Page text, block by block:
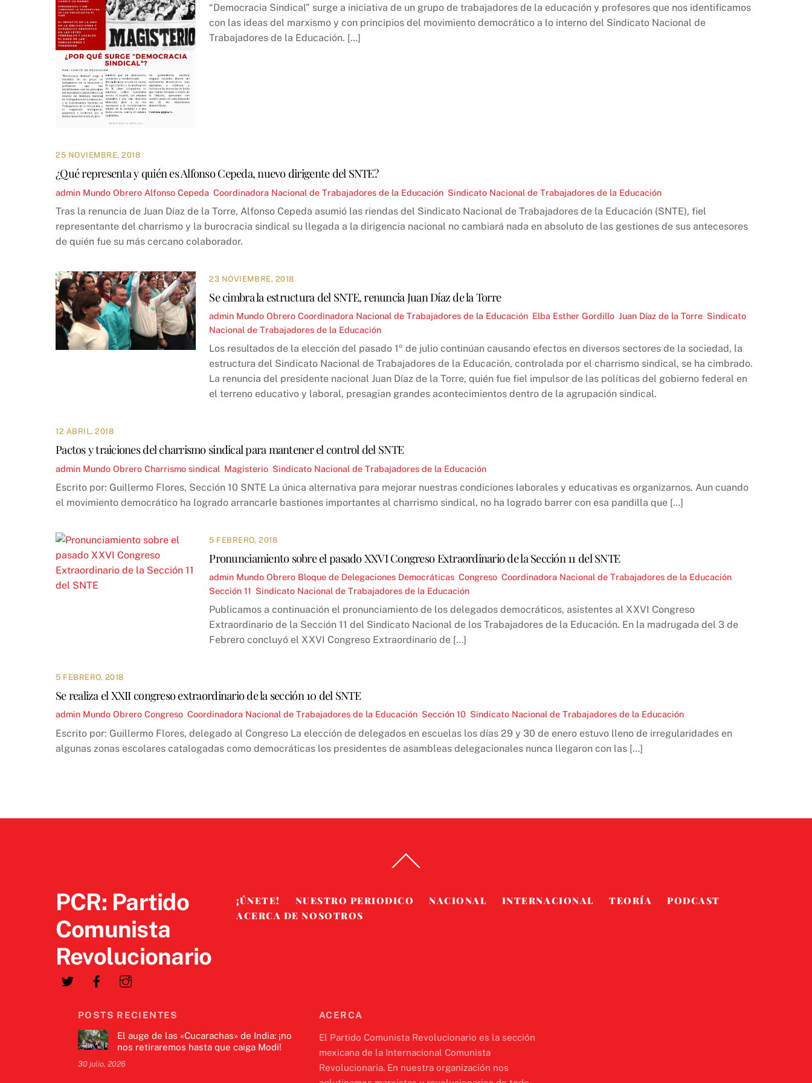
“Democracia Sindical” surge a iniciativa de un grupo de trabajadores de la educación y profesores que nos identificamos
con las ideas del marxismo y con principios del movimiento democrático a lo interno del Sindicato Nacional de
Trabajadores de la Educación. […]
25 NOVIEMBRE, 2018
¿Qué representa y quién es Alfonso Cepeda, nuevo dirigente del SNTE?
admin Mundo Obrero Alfonso Cepeda Coordinadora Nacional de Trabajadores de la Educación Sindicato Nacional de Trabajadores de la Educación
Tras la renuncia de Juan Díaz de la Torre, Alfonso Cepeda asumió las riendas del Sindicato Nacional de Trabajadores de la Educación (SNTE), fiel
representante del charrismo y la burocracia sindical su llegada a la dirigencia nacional no cambiará nada en absoluto de las gestiones de sus antecesores
de quién fue su más cercano colaborador.
23 NOVIEMBRE, 2018
Se cimbra la estructura del SNTE, renuncia Juan Díaz de la Torre
admin Mundo Obrero Coordinadora Nacional de Trabajadores de la Educación Elba Esther Gordillo ,Juan Díaz de la Torre Sindicato
Nacional de Trabajadores de la Educación
Los resultados de la elección del pasado 1º de julio continúan causando efectos en diversos sectores de la sociedad, la
estructura del Sindicato Nacional de Trabajadores de la Educación, controlada por el charrismo sindical, se ha cimbrado.
La renuncia del presidente nacional Juan Díaz de la Torre, quién fue fiel impulsor de las políticas del gobierno federal en
el terreno educativo y laboral, presagian grandes acontecimientos dentro de la agrupación sindical.
12 ABRIL, 2018
Pactos y traiciones del charrismo sindical para mantener el control del SNTE
admin Mundo Obrero Charrismo sindical Magisterio Sindicato Nacional de Trabajadores de la Educación
Escrito por: Guillermo Flores, Sección 10 SNTE La única alternativa para mejorar nuestras condiciones laborales y educativas es organizarnos. Aun cuando
el movimiento democrático ha logrado arrancarle bastiones importantes al charrismo sindical, no ha logrado barrer con esa pandilla que […]
5 FEBRERO, 2018
Pronunciamiento sobre el pasado XXVI Congreso Extraordinario de la Sección 11 del SNTE
admin Mundo Obrero Bloque de Delegaciones Democráticas ,Congreso ,Coordinadora Nacional de Trabajadores de la Educación
Sección 11 Sindicato Nacional de Trabajadores de la Educación
Publicamos a continuación el pronunciamiento de los delegados democráticos, asistentes al XXVI Congreso
Extraordinario de la Sección 11 del Sindicato Nacional de los Trabajadores de la Educación. En la madrugada del 3 de
Febrero concluyó el XXVI Congreso Extraordinario de […]
5 FEBRERO, 2018
Se realiza el XXII congreso extraordinario de la sección 10 del SNTE
admin Mundo Obrero Congreso Coordinadora Nacional de Trabajadores de la Educación Sección 10 Sindicato Nacional de Trabajadores de la Educación
Escrito por: Guillermo Flores, delegado al Congreso La elección de delegados en escuelas los días 29 y 30 de enero estuvo lleno de irregularidades en
algunas zonas escolares catalogadas como democráticas los presidentes de asambleas delegacionales nunca llegaron con las […]
To
PCR: Partido
Comunista
Revolucionario
¡ÚNETE! NUESTRO PERIODICO NACIONAL INTERNACIONAL TEORÍA
PODCAST
ACERCA DE NOSOTROS
POSTS RECIENTES
El auge de las «Cucarachas» de India: ¡no
nos retiraremos hasta que caiga Modi!
30 julio, 2026
ACERCA
El Partido Comunista Revolucionario es la sección
mexicana de la Internacional Comunista
Revolucionaria. En nuestra organización nos